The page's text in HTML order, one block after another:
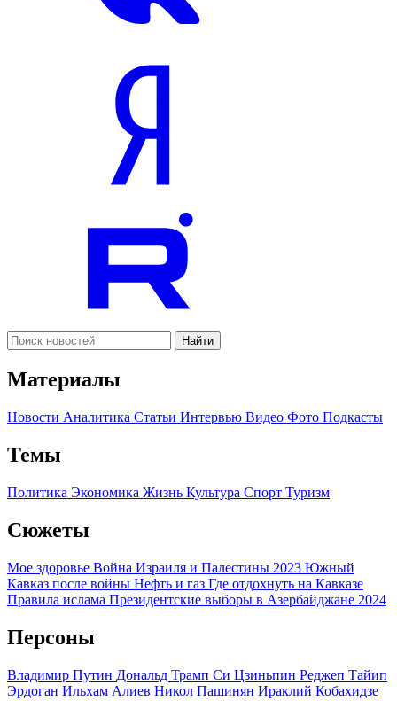
Найти
Материалы
Новости Аналитика Статьи Интервью Видео Фото Подкасты
Темы
Политика Экономика Жизнь Культура Спорт Туризм
Сюжеты
Мое здоровье Война Израиля и Палестины 2023 Южный
Кавказ после войны Нефть и газ Где отдохнуть на Кавказе
Правила ислама Президентские выборы в Азербайджане 2024
Персоны
Владимир Путин Дональд Трамп Си Цзиньпин Реджеп Тайип
Эрдоган Ильхам Алиев Никол Пашинян Ираклий Кобахидзе